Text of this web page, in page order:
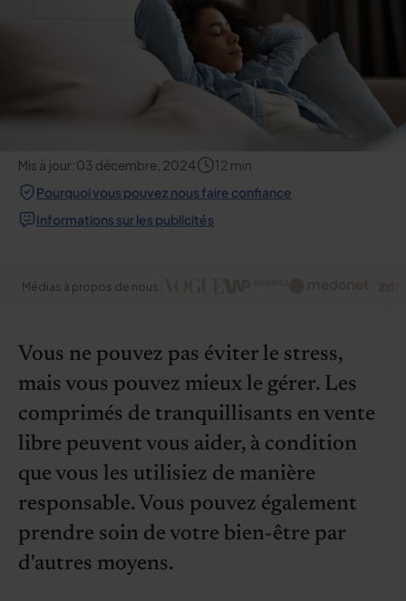
Mis à jour:03 décembre, 2024 12 min
Pourquoi vous pouvez nous faire confiance
Informations sur les publicités
Médias à propos de nous :
Vous ne pouvez pas éviter le stress,
mais vous pouvez mieux le gérer. Les
comprimés de tranquillisants en vente
libre peuvent vous aider, à condition
que vous les utilisiez de manière
responsable. Vous pouvez également
prendre soin de votre bien-être par
d'autres moyens.